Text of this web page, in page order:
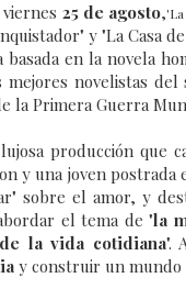
25 de agosto,
y "La Casa
basada en la novela
novelistas
la Primera Guerra
producción que
y una joven
sobre el amor, y
el tema de "la
la vida cotidiana".
y construir un mundo